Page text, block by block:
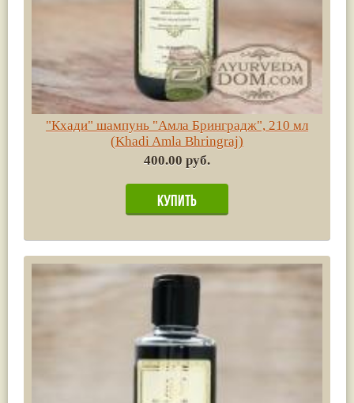
"Кхади" шампунь "Амла Бринградж", 210 мл
(Khadi Amla Bhringraj)
400.00 руб.